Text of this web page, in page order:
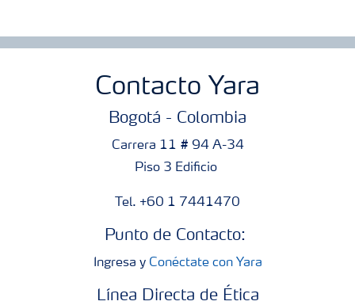
Contacto Yara
Bogotá - Colombia
Carrera 11 # 94 A-34
Piso 3 Edificio
Tel. +60 1 7441470
Punto de Contacto:
Ingresa y Conéctate con Yara
Línea Directa de Ética